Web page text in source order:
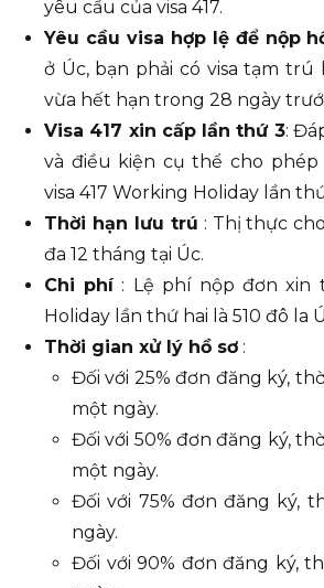
yêu cầu của visa 417.
Yêu cầu visa hợp lệ để nộp
ở Úc, bạn phải có visa tạm trú
vừa hết hạn trong 28 ngày
Visa 417 xin cấp lần thứ 3:
và điều kiện cụ thể cho
visa 417 Working Holiday lần
Thời hạn lưu trú : Thị thực
đa 12 tháng tại Úc.
Chi phí: Lệ phí nộp đơn xin
Holiday lần thứ hai là 510 đô la
Thời gian xử lý hồ sơ :
Đối với 25% đơn đăng ký,
một ngày.
Đối với 50% đơn đăng ký,
một ngày.
Đối với 75% đơn đăng ký,
ngày.
Đối với 90% đơn đăng ký,